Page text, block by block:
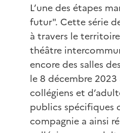
L’une des étapes
futur". Cette série
à travers le
théâtre
encore des salles
le 8 décembre
collégiens et
publics spécifiques
compagnie a ainsi